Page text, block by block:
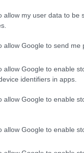
allow my user data to be
allow Google to send me
allow Google to enable
identifiers in apps.
allow Google to enable
allow Google to enable
League